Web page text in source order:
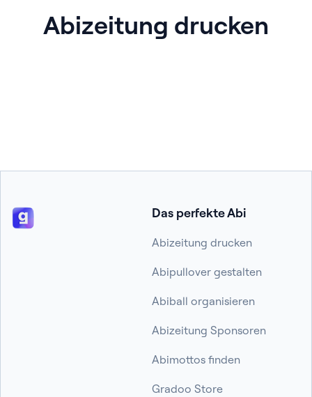
Abizeitung drucken
Das perfekte Abi
Abizeitung drucken
Abipullover gestalten
Abiball organisieren
Abizeitung Sponsoren
Abimottos finden
Gradoo Store